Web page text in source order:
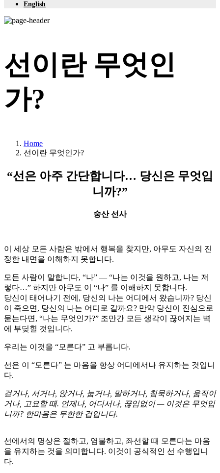
English
선이란 무엇인
가?
Home
선이란 무엇인가?
“선은 아주 간단합니다… 당신은 무엇입
니까?”
숭산 선사
이 세상 모든 사람은 밖에서 행복을 찾지만, 아무도 자신의 진
정한 내면을 이해하지 못합니다.
모든 사람이 말합니다, “나” — “나는 이것을 원하고, 나는 저
렇다…” 하지만 아무도 이 “나” 를 이해하지 못합니다.
당신이 태어나기 전에, 당신의 나는 어디에서 왔습니까? 당신
이 죽으면, 당신의 나는 어디로 갈까요? 만약 당신이 진심으로
묻는다면, “나는 무엇인가?” 조만간 모든 생각이 끊어지는 벽
에 부딪힐 것입니다.
우리는 이것을 “모른다” 고 부릅니다.
선은 이 “모른다” 는 마음을 항상 어디에서나 유지하는 것입니
다.
걷거나, 서거나, 앉거나, 눕거나, 말하거나, 침묵하거나, 움직이
거나, 고요할 때. 언제나, 어디서나, 끊임없이 — 이것은 무엇입
니까? 한마음은 무한한 겁입니다.
선에서의 명상은 절하고, 염불하고, 좌선할 때 모른다는 마음
을 유지하는 것을 의미합니다. 이것이 공식적인 선 수행입니
다.